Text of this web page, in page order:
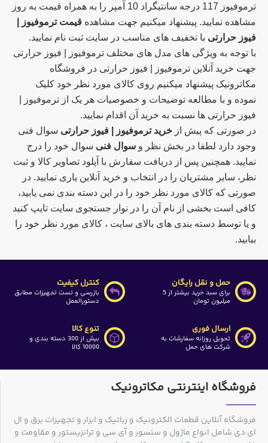
ترموفیوز 117 درجه سانتیگراد 10 آمپر را به همراه قیمت به روز
مشاهده نمایید. پیشنهاد میکنیم جهت مشاهده قیمت ترموفیوز |
فیوز حرارتی با تخفیف های مناسب در سایت ثبت نام نمایید.
با توجه به ویژگی های مدل های مختلف ترموفیوز | فیوز حرارتی
جهت خرید آنلاین ترموفیوز | فیوز حرارتی در فروشگاه
مکاترونیک پیشنهاد میکنیم روی کالای مورد نظر خود کلیک
نموده و با مطالعه توضیحات و خصوصیات هر یک از ترموفیوز |
فیوز حرارتی ها نسبت به خرید آن اقدام نمایید.
در صورتی که پیش از خرید ترموفیوز | فیوز حرارتی سوال فنی
وجود دارد لطفا در بخش نظر و سوال فنی سوال خود را درج
نمایید. همچنین پس از دریافت سفارش با آپلود تصاویر کالا و ثبت
نظر، سایر مشتریان را در انتخاب و خرید آنلاین یاری نمایید. در
صورتی که کالای مورد نظر خود را در این دسته بندی نمی یابید،
کافی است بخشی از نام آن را در نوار جستجوی سایت تایپ کنید
و یا توسط دسته بندی های بالای سایت ، کالای مورد نظر خود را
بیابید.
حمل و نقل رایگان
برای سبد خرید بیشتر از 5
میلیون تومان
کنترل کیفیت
بازرسی و تست تجهیزات مطابق
دستورالعمل
ارسال فوری
تحویل روزانه سفارشات به
شرکت های حمل
تنوع کالا
بیش از 300 دسته بندی و
10000 کالا
فروشگاه اینترنتی مکاترونیک
فروشگاه آنلاین قطعات الکترونیک و رباتیک و ابزار و تجهیزات برق و ال
ای دی شامل انواع ماژول و سنسور و آی سی و ترانزیستور و مقاومت و